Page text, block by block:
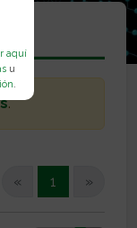
aquí
u
.
.
«
1 (current)
»